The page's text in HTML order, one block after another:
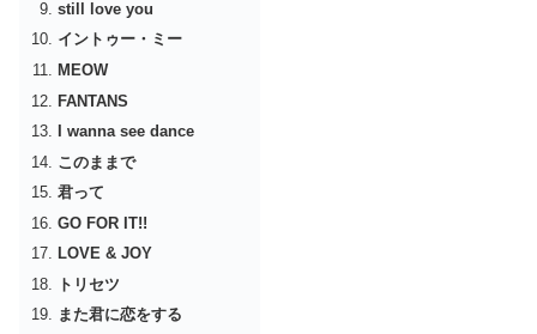
still love you
イントゥー・ミー
MEOW
FANTANS
I wanna see dance
このままで
君って
GO FOR IT!!
LOVE & JOY
トリセツ
また君に恋をする